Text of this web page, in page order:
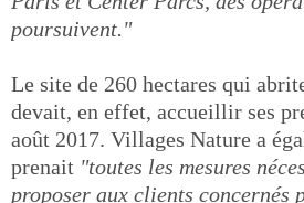
poursuivent."
Le site de 260 hectares qui
devait, en effet, accueillir ses
août 2017. Villages Nature a
prenait "toutes les mesures
proposer aux clients concernés